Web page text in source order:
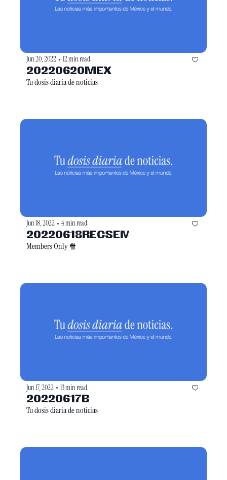
Jun 20, 2022 • 12 min read
20220620MEX
Tu dosis diaria de noticias
Jun 18, 2022 • 4 min read
20220618RECSEM
Members Only 🍿
Jun 17, 2022 • 13 min read
20220617B
Tu dosis diaria de noticias